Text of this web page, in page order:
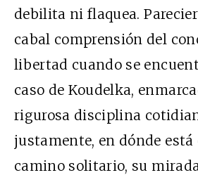
debilita ni flaquea.
cabal comprensión del
libertad cuando se
caso de Koudelka,
rigurosa disciplina
justamente, en dónde está
camino solitario, su